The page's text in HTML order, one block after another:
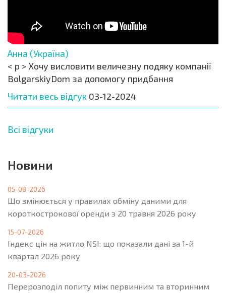
Анна (Україна)
< p > Хочу висловити величезну подяку компанії
BolgarskiyDom за допомогу придбання
Читати весь відгук 03-12-2024
Всі відгуки
Новини
05-08-2026
Що змінюється у правилах обміну даними для
короткострокової оренди з 20 травня 2026 року
15-07-2026
Індекс цін на житло NSI: що показали дані за 1-й
квартал 2026 року
20-03-2026
Перерозподіл попиту між первинним та вторинним